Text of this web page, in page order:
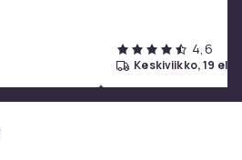
4,6
keskiviikko, 19 elo